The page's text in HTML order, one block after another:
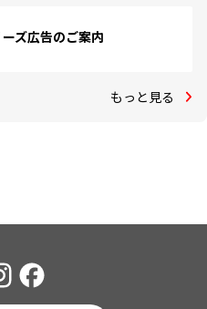
ーズ広告のご案内
もっと見る